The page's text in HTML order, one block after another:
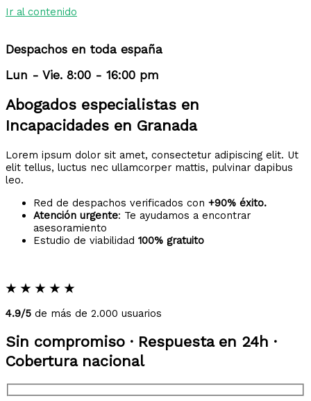
Ir al contenido
Despachos en toda españa
Lun - Vie. 8:00 - 16:00 pm
Abogados especialistas en
Incapacidades en Granada
Lorem ipsum dolor sit amet, consectetur adipiscing elit. Ut
elit tellus, luctus nec ullamcorper mattis, pulvinar dapibus
leo.
Red de despachos verificados con +90% éxito.
Atención urgente: Te ayudamos a encontrar
asesoramiento
Estudio de viabilidad 100% gratuito
★ ★ ★ ★ ★
4.9/5 de más de 2.000 usuarios
Sin compromiso · Respuesta en 24h ·
Cobertura nacional